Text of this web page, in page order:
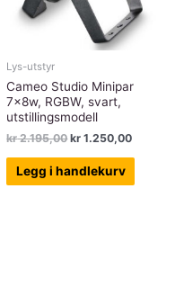
Lys-utstyr
Cameo Studio Minipar
7x8w, RGBW, svart,
utstillingsmodell
kr2.195,00Opprinnelig
var:
kr 2.195,00.
kr 1.250,00
kr
Legg i handlekurv